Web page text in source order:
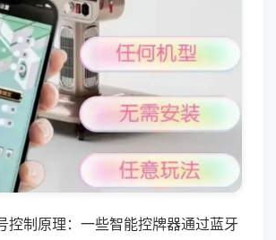
控制原理：一些智能控牌器通过蓝牙